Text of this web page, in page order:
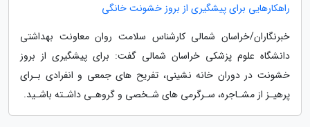
راهکارهایی برای پیشگیری از بروز خشونت خانگی
خبرنگاران/خراسان شمالی کارشناس سلامت روان معاونت بهداشتی
دانشگاه علوم پزشکی خراسان شمالی گفت: برای پیشگیری از بروز
خشونت در دوران خانه نشینی، تفریح های جمعی و انفرادی بـرای
پرهیـز از مشـاجره، سـرگرمی های شـخصی و گروهـی داشـته باشـید.